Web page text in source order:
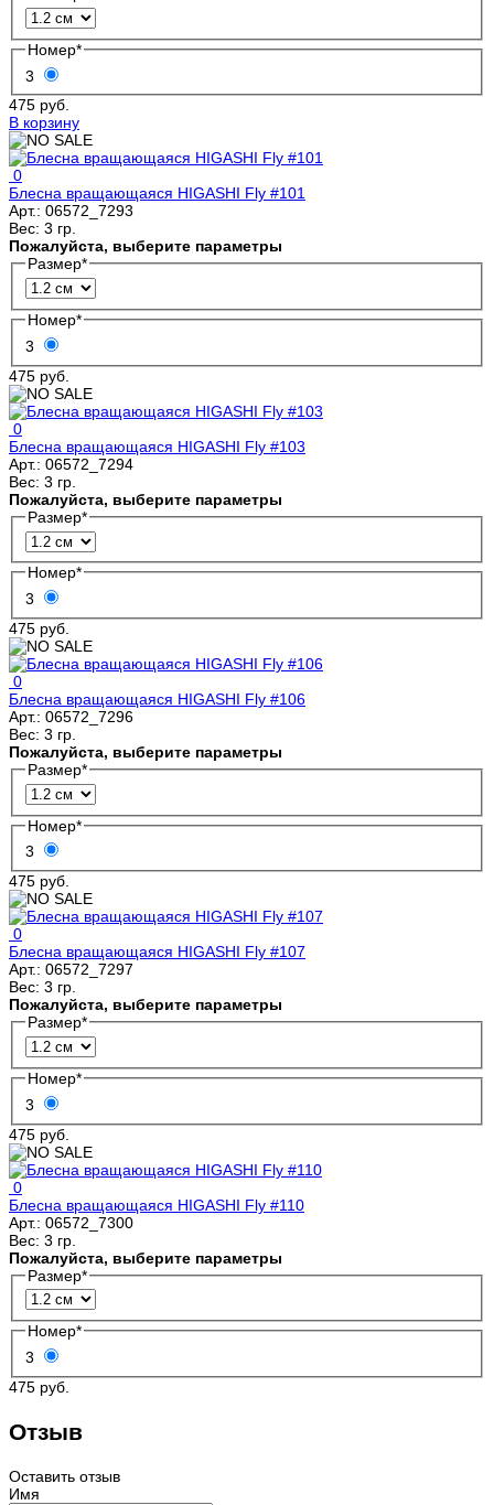
Номер*
3
475 руб.
В корзину
0
Блесна вращающаяся HIGASHI Fly #101
Арт.: 06572_7293
Вес: 3 гр.
Пожалуйста, выберите параметры
Размер*
Номер*
3
475 руб.
0
Блесна вращающаяся HIGASHI Fly #103
Арт.: 06572_7294
Вес: 3 гр.
Пожалуйста, выберите параметры
Размер*
Номер*
3
475 руб.
0
Блесна вращающаяся HIGASHI Fly #106
Арт.: 06572_7296
Вес: 3 гр.
Пожалуйста, выберите параметры
Размер*
Номер*
3
475 руб.
0
Блесна вращающаяся HIGASHI Fly #107
Арт.: 06572_7297
Вес: 3 гр.
Пожалуйста, выберите параметры
Размер*
Номер*
3
475 руб.
0
Блесна вращающаяся HIGASHI Fly #110
Арт.: 06572_7300
Вес: 3 гр.
Пожалуйста, выберите параметры
Размер*
Номер*
3
475 руб.
Отзыв
Оставить отзыв
Имя